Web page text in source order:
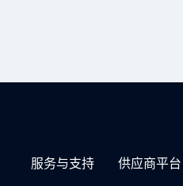
服务与支持 供应商平台